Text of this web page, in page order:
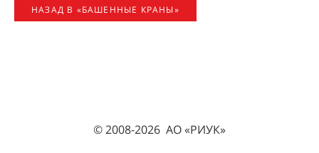
НАЗАД В «БАШЕННЫЕ КРАНЫ»
© 2008-2026 АО «РИУК»